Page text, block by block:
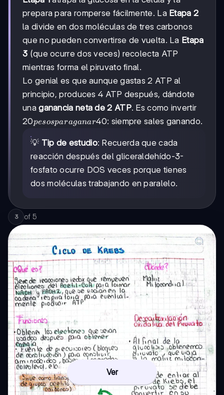
prepara para romperse fácilmente. La Etapa 2
la divide en dos moléculas de tres carbonos
que no pueden convertirse de vuelta. La Etapa
3 (que ocurre dos veces) recolecta ATP
mientras forma el piruvato final.
Lo genial es que aunque gastas 2 ATP al
principio, produces 4 ATP después, dándote
unaganancia neta de 2 ATP. Es como invertir
20
para
20pesosparaganar40: siempre sales ganando.
💡 Tip de estudio: Recuerda que cada
reacción después del gliceraldehído-3-
fosfato ocurre DOS veces porque tienes
dos moléculas trabajando en paralelo.
3 of 5
Ver